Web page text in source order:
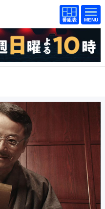
番組
表
番組
表
映画
報道
エンタメ
ファンクラブ
検索
4K放送
ショッピング